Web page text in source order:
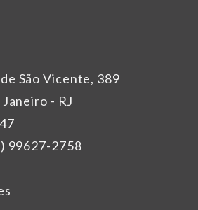
São Vicente, 389
- RJ
99627-2758